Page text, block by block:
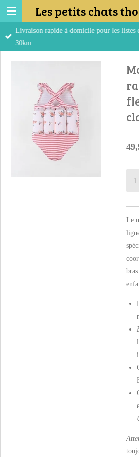
Passer
au
contenu
Les petits chats
Livraison rapide à domicile pour les listes
30km
Le